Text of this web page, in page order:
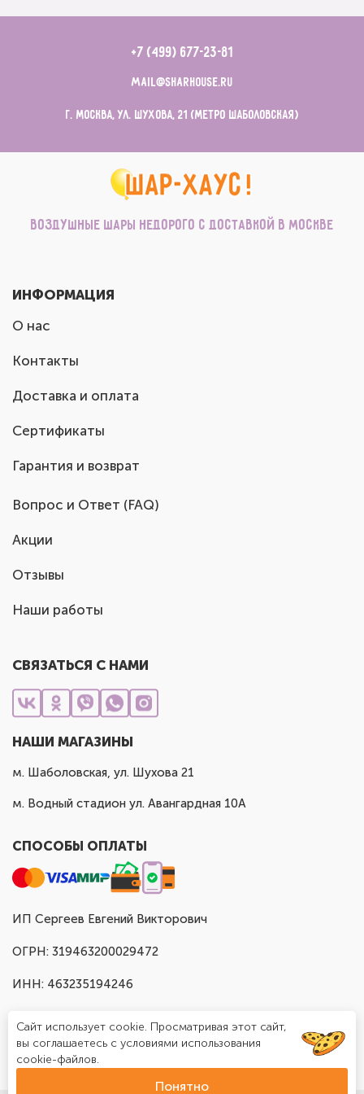
+7 (499) 677-23-81
mail@sharhouse.ru
г. Москва, ул. Шухова, 21 (метро Шаболовская)
Воздушные шары недорого с доставкой в Москве
ИНФОРМАЦИЯ
О нас
Контакты
Доставка и оплата
Сертификаты
Гарантия и возврат
Вопрос и Ответ (FAQ)
Акции
Отзывы
Наши работы
СВЯЗАТЬСЯ С НАМИ
НАШИ МАГАЗИНЫ
м. Шаболовская, ул. Шухова 21
м. Водный стадион ул. Авангардная 10А
СПОСОБЫ ОПЛАТЫ
ИП Сергеев Евгений Викторович
ОГРН: 319463200029472
ИНН: 463235194246
Сайт использует cookie. Просматривая этот сайт,
вы соглашаетесь с условиями использования
cookie-файлов.
Понятно